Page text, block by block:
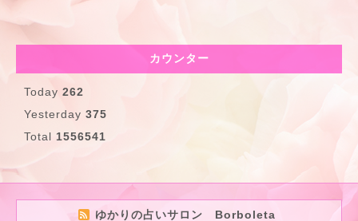
カウンター
Today 262
Yesterday 375
Total 1556541
ゆかりの占いサロン Borboleta